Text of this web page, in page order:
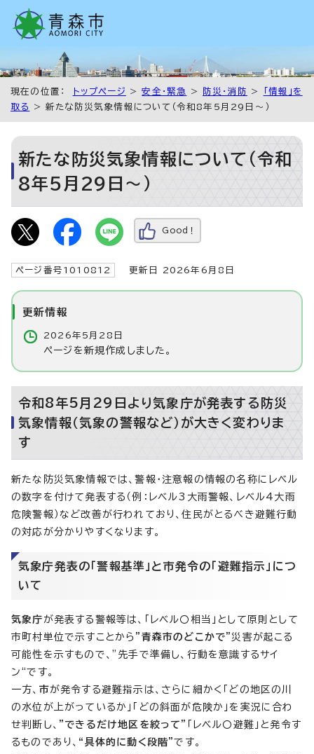
現在の位置： トップページ >安全・緊急 > 防災・消防 >
「情報」を
取る
> 新たな防災気象情報について（令和8年5月29日～）
新たな防災気象情報について（令和
8年5月29日～）
Good！
ページ番号1010812 更新日 2026年6月8日
更新情報
2026年5月28日
ページを新規作成しました。
令和8年5月29日より気象庁が発表する防災
気象情報（気象の警報など）が大きく変わりま
す
新たな防災気象情報では、警報・注意報の情報の名称にレベル
の数字を付けて発表する（例：レベル3大雨警報、レベル4大雨
危険警報）など改善が行われており、住民がとるべき避難行動
の対応が分かりやすくなります。
気象庁発表の「警報基準」と市発令の「避難指示」につ
いて
気象庁 が発表する警報等は、「レベル〇相当」として原則として
市町村単位で示すことから ”青森市のどこかで” 災害が起こる
可能性を示すもので、”先手で準備し、行動を意識するサイ
ン“です。
一方、 市が発令する避難指示は、さらに細かく「どの地区の川
の水位が上がっているか」「どの斜面が危険か」を実況に合わ
せ判断し、 ”できるだけ地区を絞って” 「レベル〇避難」と発令す
るものであり、 “具体的に動く段階”です。